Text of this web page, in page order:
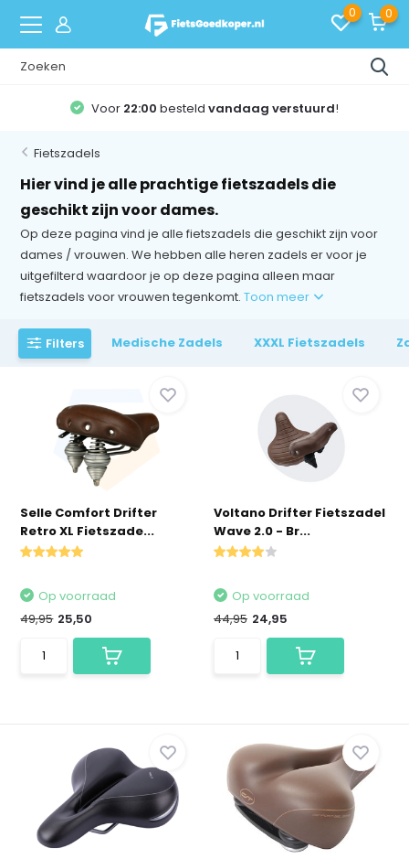
0 0
Voor 22:00 besteldvandaag verstuurd!
Fietszadels
Hier vind je alle prachtige fietszadels die
geschikt zijn voor dames.
Op deze pagina vind je alle fietszadels die geschikt zijn voor
dames / vrouwen. We hebben alle heren zadels er voor je
uitgefilterd waardoor je op deze pagina alleen maar
fietszadels voor vrouwen tegenkomt.Toon meer
Filters Medische Zadels XXXL Fietszadels
Selle Comfort Drifter
Retro XL Fietszade...
Op voorraad
49,95 25,50
Voltano Drifter Fietszadel
Wave 2.0 - Br...
Op voorraad
44,95 24,95